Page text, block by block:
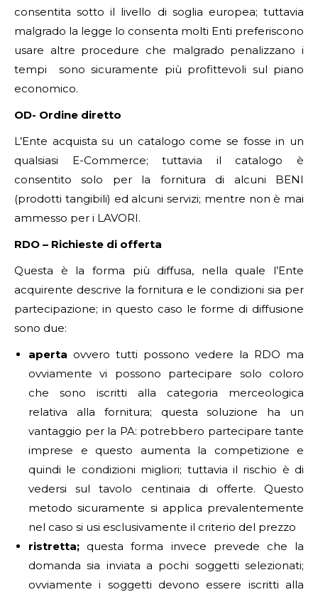
consentita sotto il livello di soglia europea; tuttavia
malgrado la legge lo consenta molti Enti preferiscono
usare altre procedure che malgrado penalizzano i
tempi sono sicuramente più profittevoli sul piano
economico.
OD- Ordine diretto
L’Ente acquista su un catalogo come se fosse in un
qualsiasi E-Commerce; tuttavia il catalogo è
consentito solo per la fornitura di alcuni BENI
(prodotti tangibili) ed alcuni servizi; mentre non è mai
ammesso per i LAVORI.
RDO – Richieste di offerta
Questa è la forma più diffusa, nella quale l’Ente
acquirente descrive la fornitura e le condizioni sia per
partecipazione; in questo caso le forme di diffusione
sono due:
aperta ovvero tutti possono vedere la RDO ma
ovviamente vi possono partecipare solo coloro
che sono iscritti alla categoria merceologica
relativa alla fornitura; questa soluzione ha un
vantaggio per la PA: potrebbero partecipare tante
imprese e questo aumenta la competizione e
quindi le condizioni migliori; tuttavia il rischio è di
vedersi sul tavolo centinaia di offerte. Questo
metodo sicuramente si applica prevalentemente
nel caso si usi esclusivamente il criterio del prezzo
ristretta; questa forma invece prevede che la
domanda sia inviata a pochi soggetti selezionati;
ovviamente i soggetti devono essere iscritti alla